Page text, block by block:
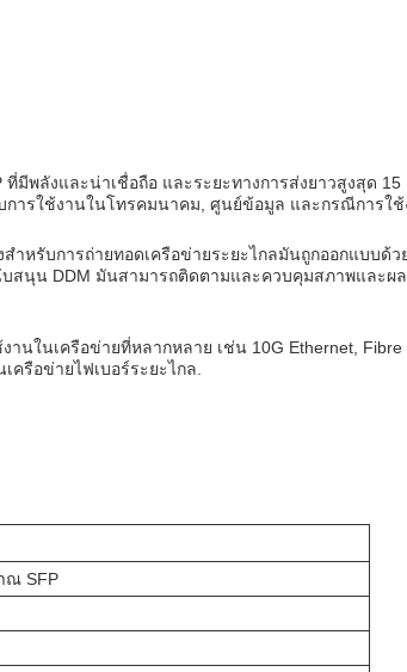
พลังและน่าเชื่อถือ และระยะทางการส่งยาวสูงสุด 15
การใช้งานในโทรคมนาคม, ศูนย์ข้อมูล และกรณีการใ
าหรับการถ่ายทอดเครือข่ายระยะไกลมันถูกออกแบบด้
สนุน DDM มันสามารถติดตามและควบคุมสภาพและผ
นในเครือข่ายที่หลากหลาย เช่น 10G Ethernet,
รือข่ายไฟเบอร์ระยะไกล.
ณ SFP